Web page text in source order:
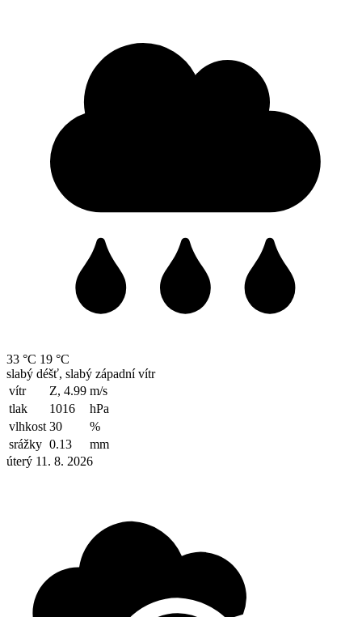
33 °C 19 °C
slabý déšť, slabý západní vítr
vítr
Z, 4.99 m/s
tlak
1016
hPa
vlhkost 30
%
srážky 0.13
mm
úterý 11. 8. 2026